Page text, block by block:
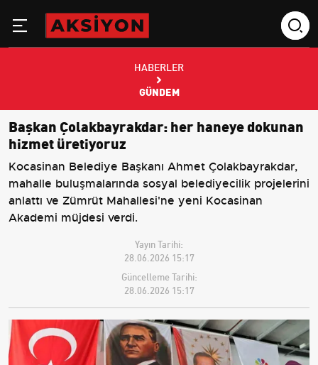
HABERLER
GÜNDEM
Başkan Çolakbayrakdar: her haneye dokunan
hizmet üretiyoruz
Kocasinan Belediye Başkanı Ahmet Çolakbayrakdar,
mahalle buluşmalarında sosyal belediyecilik projelerini
anlattı ve Zümrüt Mahallesi'ne yeni Kocasinan
Akademi müjdesi verdi.
Yayın Tarihi:
28.06.2026 15:17
Güncelleme Tarihi:
28.06.2026 15:17